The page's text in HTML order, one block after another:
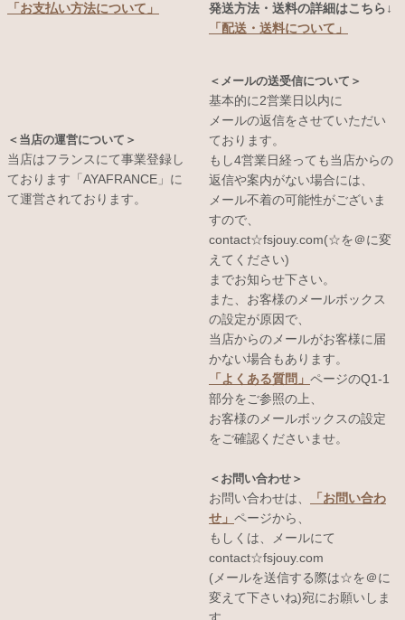
「お支払い方法について」
＜当店の運営について＞
当店はフランスにて事業登録し
ております「AYAFRANCE」に
て運営されております。
発送方法・送料の詳細はこちら↓
「配送・送料について」
＜メールの送受信について＞
基本的に2営業日以内に
メールの返信をさせていただい
ております。
もし4営業日経っても当店からの
返信や案内がない場合には、
メール不着の可能性がございま
すので、
contact☆fsjouy.com(☆を＠に変
えてください)
までお知らせ下さい。
また、お客様のメールボックス
の設定が原因で、
当店からのメールがお客様に届
かない場合もあります。
「よくある質問」 ページのQ1-1
部分をご参照の上、
お客様のメールボックスの設定
をご確認くださいませ。
＜お問い合わせ＞
お問い合わせは、
「お問い合わ
せ」 ページから、
もしくは、メールにて
contact☆fsjouy.com
(メールを送信する際は☆を＠に
変えて下さいね)宛にお願いしま